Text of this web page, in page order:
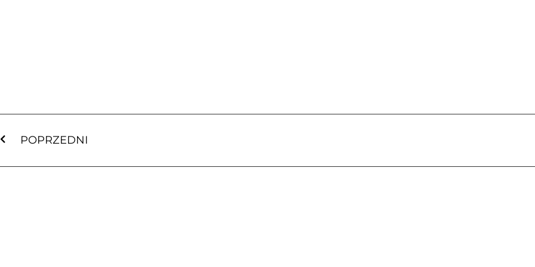
POPRZEDNI